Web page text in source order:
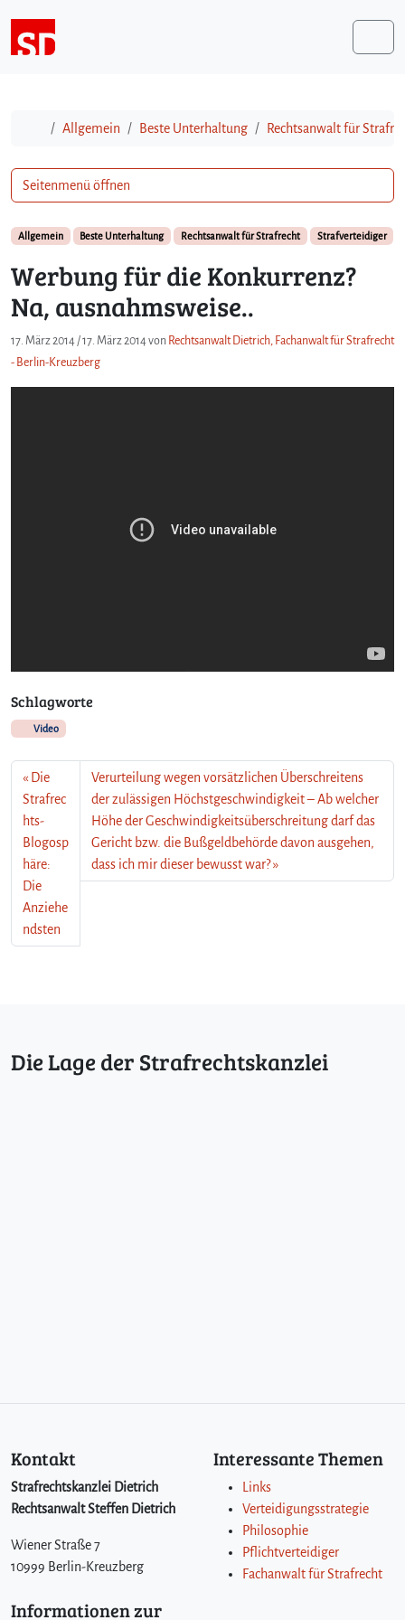
StartAllgemein Beste Unterhaltung Rechtsanwalt für
Allgemein Beste Unterhaltung Rechtsanwalt für Strafrecht Strafverteidiger
Werbung für die Konkurrenz?
Na, ausnahmsweise..
17. März 2014 /17. März 2014von Rechtsanwalt Dietrich, Fachanwalt für Strafrecht
- Berlin-Kreuzberg
Schlagworte
Video
Die
Strafrec
hts-
Blogosp
häre:
Die
Anziehe
ndsten
Verurteilung wegen vorsätzlichen Überschreitens
der zulässigen Höchstgeschwindigkeit – Ab welcher
Höhe der Geschwindigkeitsüberschreitung darf das
Gericht bzw. die Bußgeldbehörde davon ausgehen,
dass ich mir dieser bewusst war?
Seitenmenü öffnen
Die Lage der Strafrechtskanzlei
Kontakt
Strafrechtskanzlei Dietrich
Rechtsanwalt Steffen Dietrich
Wiener Straße 7
10999 Berlin-Kreuzberg
Interessante Themen
Links
Verteidigungsstrategie
Philosophie
Pflichtverteidiger
Fachanwalt für Strafrecht
Informationen zur